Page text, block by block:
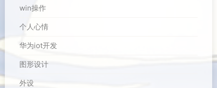
win操作
个人心情
华为iot开发
图形设计
外设